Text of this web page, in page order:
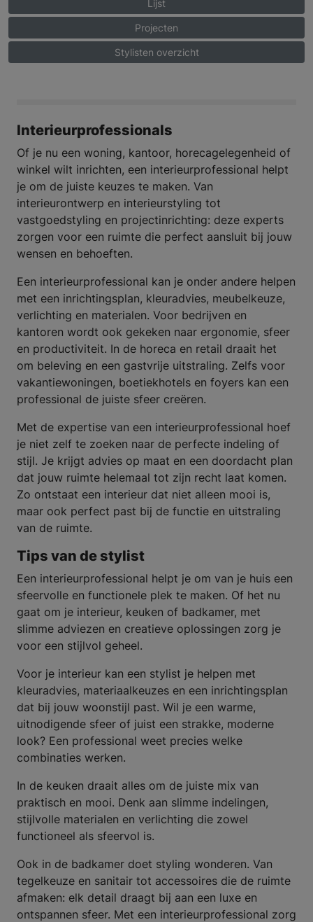
Lijst
Projecten
Stylisten overzicht
Interieurprofessionals
Of je nu een woning, kantoor, horecagelegenheid of
winkel wilt inrichten, een interieurprofessional helpt
je om de juiste keuzes te maken. Van
interieurontwerp en interieurstyling tot
vastgoedstyling en projectinrichting: deze experts
zorgen voor een ruimte die perfect aansluit bij jouw
wensen en behoeften.
Een interieurprofessional kan je onder andere helpen
met een inrichtingsplan, kleuradvies, meubelkeuze,
verlichting en materialen. Voor bedrijven en
kantoren wordt ook gekeken naar ergonomie, sfeer
en productiviteit. In de horeca en retail draait het
om beleving en een gastvrije uitstraling. Zelfs voor
vakantiewoningen, boetiekhotels en foyers kan een
professional de juiste sfeer creëren.
Met de expertise van een interieurprofessional hoef
je niet zelf te zoeken naar de perfecte indeling of
stijl. Je krijgt advies op maat en een doordacht plan
dat jouw ruimte helemaal tot zijn recht laat komen.
Zo ontstaat een interieur dat niet alleen mooi is,
maar ook perfect past bij de functie en uitstraling
van de ruimte.
Tips van de stylist
Een interieurprofessional helpt je om van je huis een
sfeervolle en functionele plek te maken. Of het nu
gaat om je interieur, keuken of badkamer, met
slimme adviezen en creatieve oplossingen zorg je
voor een stijlvol geheel.
Voor je interieur kan een stylist je helpen met
kleuradvies, materiaalkeuzes en een inrichtingsplan
dat bij jouw woonstijl past. Wil je een warme,
uitnodigende sfeer of juist een strakke, moderne
look? Een professional weet precies welke
combinaties werken.
In de keuken draait alles om de juiste mix van
praktisch en mooi. Denk aan slimme indelingen,
stijlvolle materialen en verlichting die zowel
functioneel als sfeervol is.
Ook in de badkamer doet styling wonderen. Van
tegelkeuze en sanitair tot accessoires die de ruimte
afmaken: elk detail draagt bij aan een luxe en
ontspannen sfeer. Met een interieurprofessional zorg